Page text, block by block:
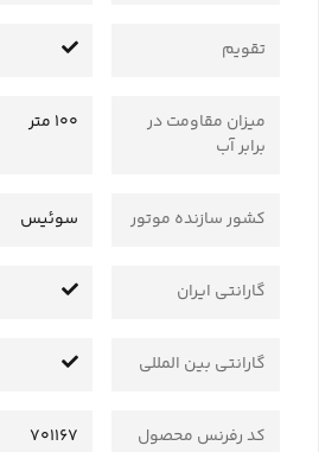
تقویم
میزان مقاومت در
برابر آب
100 متر
کشور سازنده موتور سوئیس
گارانتی ایران
گارانتی بین المللی
کد رفرنس محصول 701167